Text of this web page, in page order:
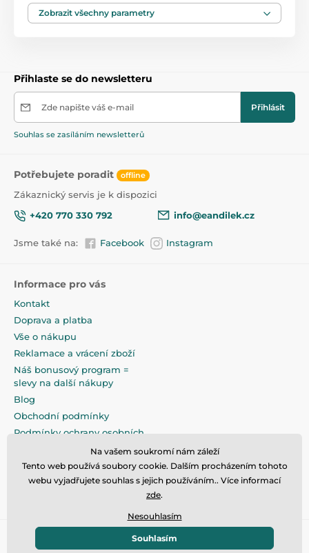
VěkZobrazit všechny parametry
Přihlaste se do newsletteru
Zde napište váš e-mail Přihlásit
Souhlas se zasíláním newsletterů
Potřebujete poradit offline
Zákaznický servis je k dispozici
+420 770 330 792
info@eandilek.cz
Jsme také na: Facebook Instagram
Informace pro vás
Kontakt
Doprava a platba
Vše o nákupu
Reklamace a vrácení zboží
Náš bonusový program =
slevy na další nákupy
Blog
Obchodní podmínky
Podmínky ochrany osobních
Na pečlivé zabalení klademe
maximální důraz
© 2026 www.eandilek.cz ⦁ E-shop vytvořila
Na vašem soukromí nám záleží
Tento web používá soubory cookie. Dalším procházením tohoto
webu vyjadřujete souhlas s jejich používáním.. Více informací
zde.
Nesouhlasím
Souhlasím